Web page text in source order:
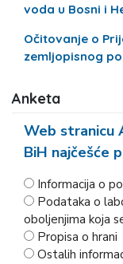
voda u Bosni i
Očitovanje o
zemljopisnog
Anketa
Web stranicu
BiH najčešće
Informacija o
Podataka o
oboljenjima koja
Propisa o hrani
Ostalih